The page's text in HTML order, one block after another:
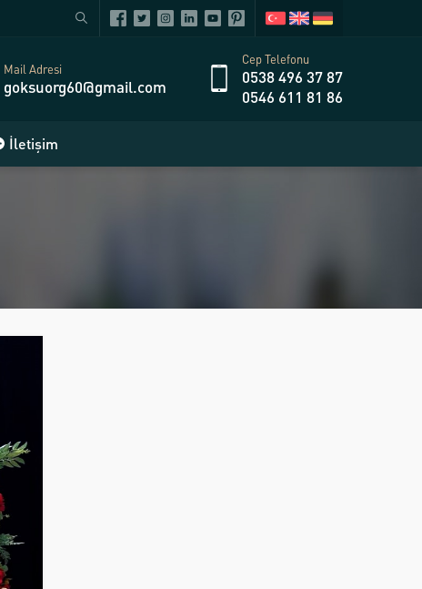
Mail Adresi
goksuorg60@gmail.com
Cep Telefonu
0538 496 37 87
0546 611 81 86
İletişim